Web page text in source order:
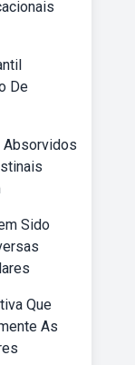
De
Absorvidos
Sido
Que
As